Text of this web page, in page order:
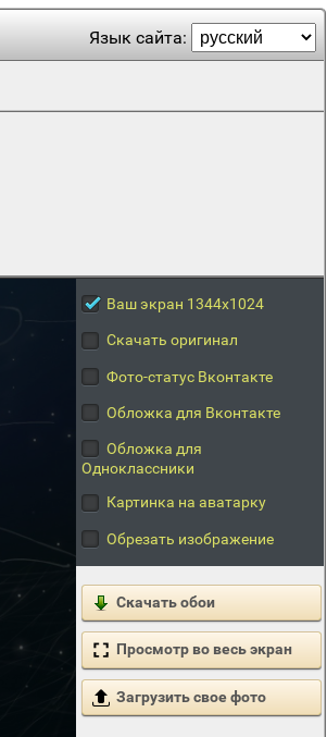
Язык сайта:
Ваш экран 1344x1024
Скачать оригинал
Фото-статус Вконтакте
Обложка для Вконтакте
Обложка для
Одноклассники
Картинка на аватарку
Обрезать изображение
Скачать обои
Просмотр во весь экран
Загрузить свое фото